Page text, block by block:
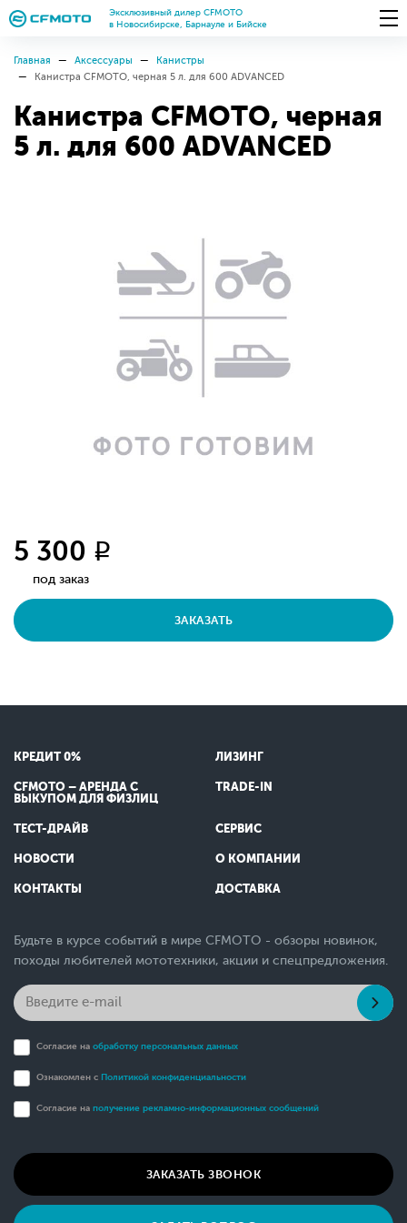
Эксклюзивный дилер CFMOTO
в Новосибирске, Барнауле и Бийске
Главная Аксессуары
Канистры
Канистра CFMOTO, черная 5 л. для 600 ADVANCED
Канистра CFMOTO, черная
5 л. для 600 ADVANCED
5 300 q
под заказ
ЗАКАЗАТЬ
КРЕДИТ 0% ЛИЗИНГ
CFMOTO – АРЕНДА С
ВЫКУПОМ ДЛЯ ФИЗЛИЦ
TRADE-IN
ТЕСТ-ДРАЙВ СЕРВИС
НОВОСТИ О КОМПАНИИ
КОНТАКТЫ ДОСТАВКА
Будьте в курсе событий в мире CFMOTO - обзоры новинок,
походы любителей мототехники, акции и спецпредложения.
Согласие на обработку персональных данных
Ознакомлен с Политикой конфиденциальности
Согласие на получение рекламно-информационных сообщений
ЗАКАЗАТЬ ЗВОНОК